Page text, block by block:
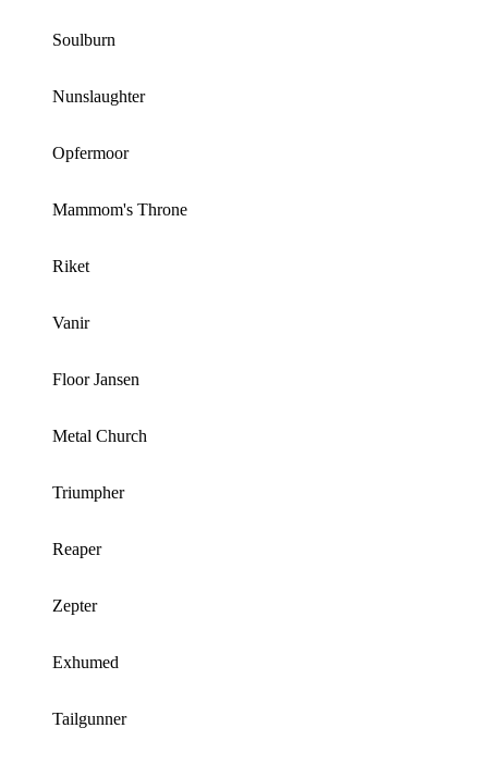
Soulburn
Nunslaughter
Opfermoor
Mammom's Throne
Riket
Vanir
Floor Jansen
Metal Church
Triumpher
Reaper
Zepter
Exhumed
Tailgunner